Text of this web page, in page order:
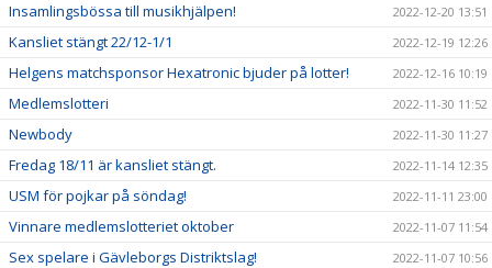
Insamlingsbössa till musikhjälpen! 2022-12-20 13:51
Kansliet stängt 22/12-1/1 2022-12-19 12:26
Helgens matchsponsor Hexatronic bjuder på lotter! 2022-12-16 10:19
Medlemslotteri 2022-11-30 11:52
Newbody 2022-11-30 11:27
Fredag 18/11 är kansliet stängt. 2022-11-14 12:35
USM för pojkar på söndag! 2022-11-11 23:00
Vinnare medlemslotteriet oktober 2022-11-07 11:54
Sex spelare i Gävleborgs Distriktslag! 2022-11-07 10:56